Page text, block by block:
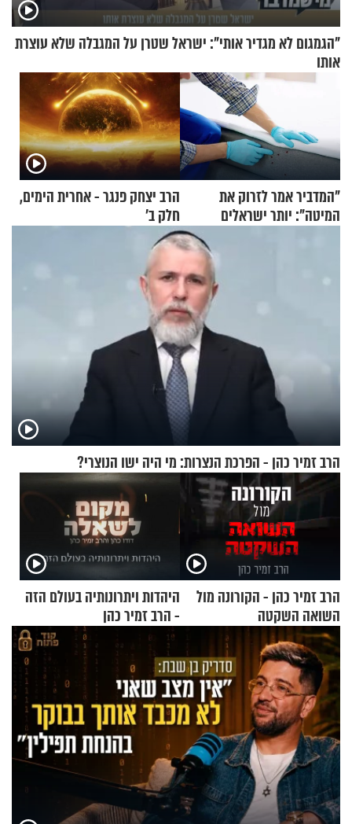
"הגמגום לא מגדיר אותי": ישראל שטרן על המגבלה שלא עוצרת
אותו
"המדביר אמר לזרוק את
המיטה": יותר ישראלים
הרב יצחק פנגר - אחרית הימים,
חלק ב’
הרב זמיר כהן - הפרכת הנצרות: מי היה ישו הנוצרי?
הרב זמיר כהן - הקורונה מול
השואה השקטה
היהדות ויתרונותיה בעולם הזה
- הרב זמיר כהן